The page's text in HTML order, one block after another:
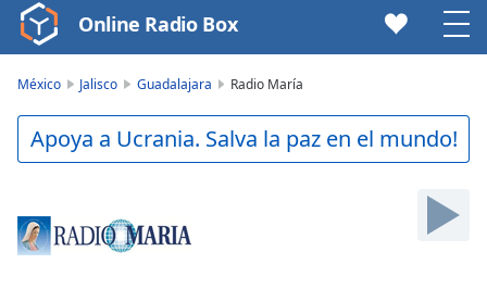
Video
Player
Play
Video
Backward
Skip
Forward
Online Radio Box
México Jalisco Guadalajara Radio María
Apoya a Ucrania. Salva la paz en el mundo!